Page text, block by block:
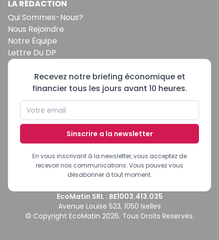
LA RÉDACTION
Qui Sommes-Nous?
Nous Rejoindre
Notre Équipe
Lettre Du DP
Recevez notre briefing économique et
financier tous les jours avant 10 heures.
Sinscrire a la newsletter
En vous inscrivant à la newsletter, vous acceptez de
recevoir nos communications. Vous pouvez vous
désabonner à tout moment.
EcoMatin SRL : BE1003.413.035
Avenue Louise 523, 1050 Ixelles
© Copyright EcoMatin 2026. Tous Droits Reservés.